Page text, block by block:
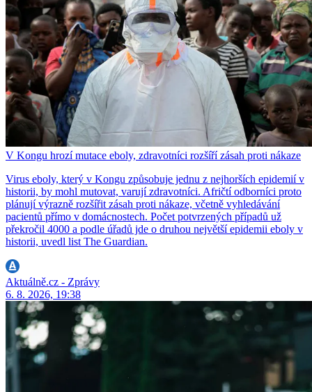
V Kongu hrozí mutace eboly, zdravotníci rozšíří zásah proti nákaze
Virus eboly, který v Kongu způsobuje jednu z nejhorších epidemií v
historii, by mohl mutovat, varují zdravotníci. Afričtí odborníci proto
plánují výrazně rozšířit zásah proti nákaze, včetně vyhledávání
pacientů přímo v domácnostech. Počet potvrzených případů už
překročil 4000 a podle úřadů jde o druhou největší epidemii eboly v
historii, uvedl list The Guardian.
Aktuálně.cz - Zprávy
6. 8. 2026, 19:38